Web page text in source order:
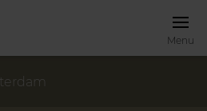
Menu